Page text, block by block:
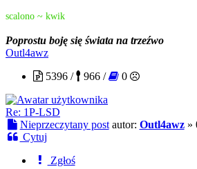
scalono ~ kwik
Poprostu boję się świata na trzeźwo
Outl4awz
5396 /
966 / 0
Re: 1P-LSD
Nieprzeczytany post autor: Outl4awz»
Cytuj
Zgłoś